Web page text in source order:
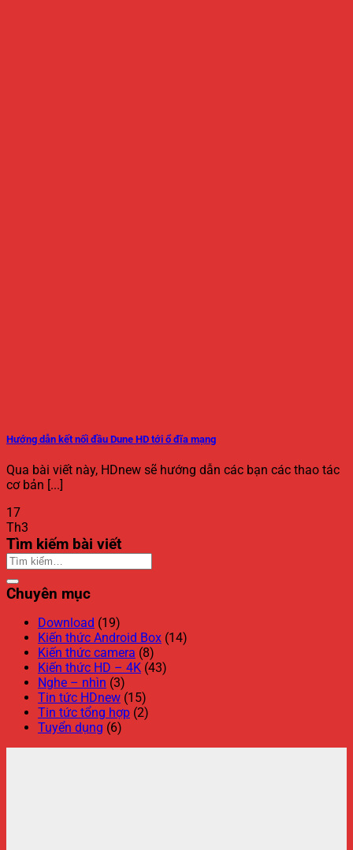
Hướng dẫn kết nối đầu Dune HD tới ổ đĩa mạng
Qua bài viết này, HDnew sẽ hướng dẫn các bạn các thao tác
cơ bản [...]
17
Th3
Tìm kiếm bài viết
Chuyên mục
Download (19)
Kiến thức Android Box (14)
Kiến thức camera (8)
Kiến thức HD – 4K (43)
Nghe – nhìn (3)
Tin tức HDnew (15)
Tin tức tổng hợp (2)
Tuyển dụng (6)